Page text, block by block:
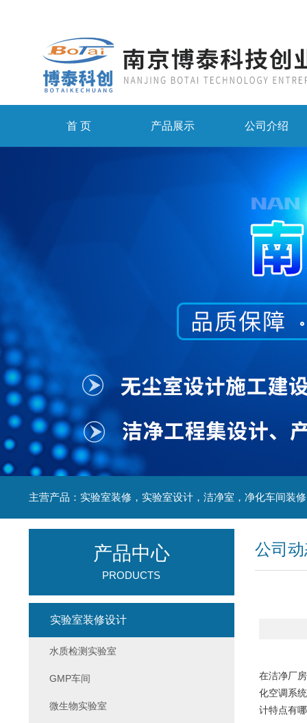
首 页 产品展示 公司介绍
公司
在洁净厂
化空调系
计特点有
产品中心
PRODUCTS
实验室装修设计
水质检测实验室
GMP车间
微生物实验室